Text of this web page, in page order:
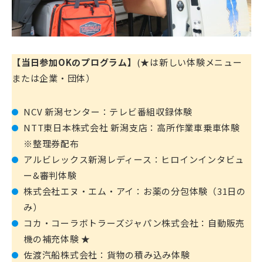
【当日参加OKのプログラム】 (★は新しい体験メニュー
または企業・団体）
NCV 新潟センター：テレビ番組収録体験
NTT東日本株式会社 新潟支店：高所作業車乗車体験
※整理券配布
アルビレックス新潟レディース：ヒロインインタビュ
ー&審判体験
株式会社エヌ・エム・アイ：お薬の分包体験（31日の
み）
コカ・コーラボトラーズジャパン株式会社：自動販売
機の補充体験 ★
佐渡汽船株式会社：貨物の積み込み体験